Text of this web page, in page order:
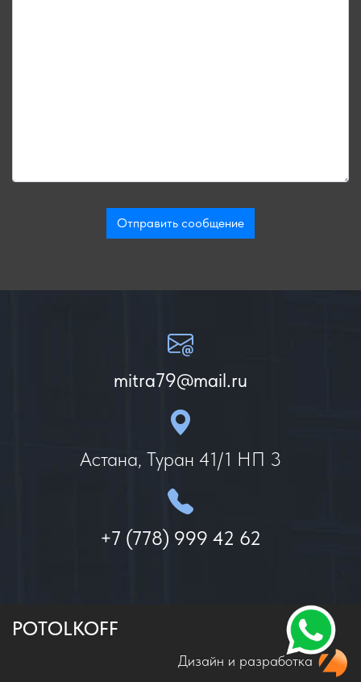
mitra79@mail.ru
Астана, Туран 41/1 НП 3
+7 (778) 999 42 62
POTOLKOFF
Дизайн и разработка